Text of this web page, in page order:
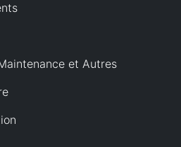
et Autres